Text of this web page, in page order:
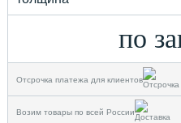
по
Отсрочка платежа для клиентов
Возим товары по всей России